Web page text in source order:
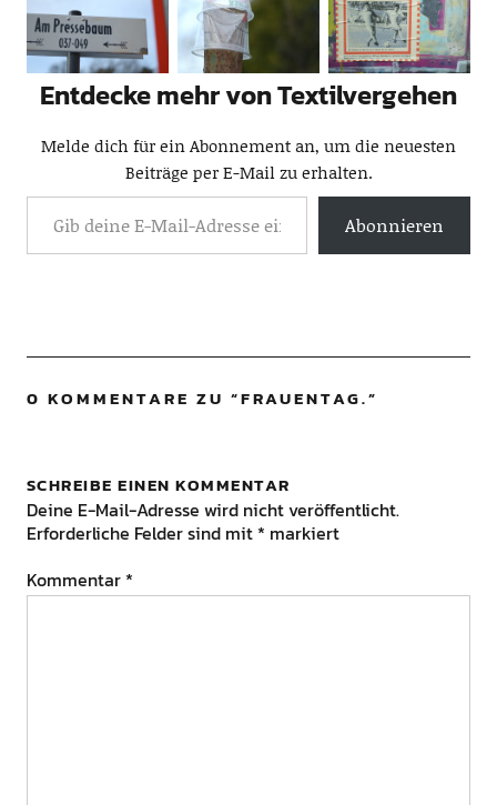
Entdecke mehr von Textilvergehen
Melde dich für ein Abonnement an, um die neuesten
Beiträge per E-Mail zu erhalten.
Abonnieren
0 KOMMENTARE ZU “FRAUENTAG.”
SCHREIBE EINEN KOMMENTAR
Deine E-Mail-Adresse wird nicht veröffentlicht.
Erforderliche Felder sind mit * markiert
Kommentar *